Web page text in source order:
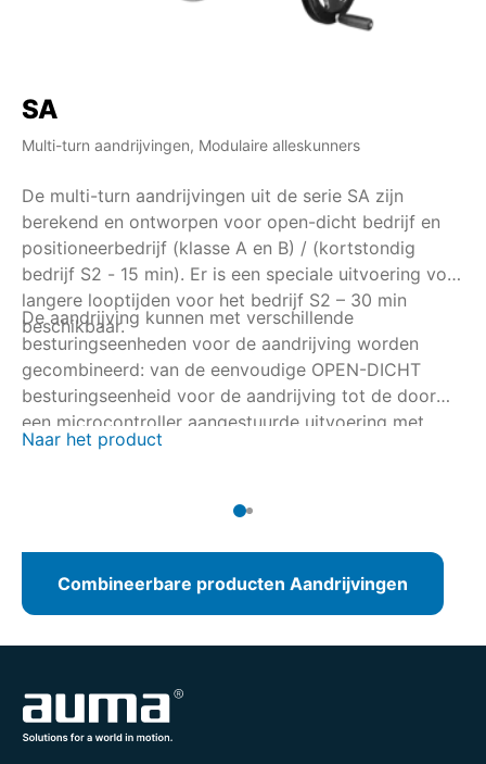
SA
Multi-turn aandrijvingen, Modulaire alleskunners
De multi-turn aandrijvingen uit de serie SA zijn
berekend en ontworpen voor open-dicht bedrijf en
positioneerbedrijf (klasse A en B) / (kortstondig
bedrijf S2 - 15 min). Er is een speciale uitvoering voor
langere looptijden voor het bedrijf S2 – 30 min
beschikbaar.
De aandrijving kunnen met verschillende
besturingseenheden voor de aandrijving worden
gecombineerd: van de eenvoudige OPEN-DICHT
besturingseenheid voor de aandrijving tot de door
een microcontroller aangestuurde uitvoering met
registratie van bedrijfsgegevens of met
Naar het product
Combineerbare producten Aandrijvingen